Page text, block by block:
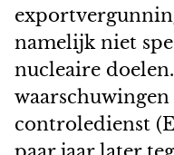
namelijk niet
nucleaire
controledienst